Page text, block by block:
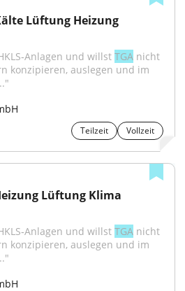
Lüftung Heizung
und willst TGA nicht
konzipieren, auslegen und im
Teilzeit Vollzeit
Lüftung Klima
und willst TGA nicht
konzipieren, auslegen und im